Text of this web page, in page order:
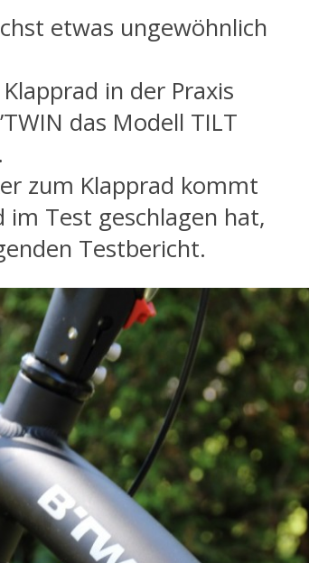
etwas ungewöhnlich
in der Praxis
das Modell TILT
zum Klapprad kommt
im Test geschlagen hat,
Testbericht.